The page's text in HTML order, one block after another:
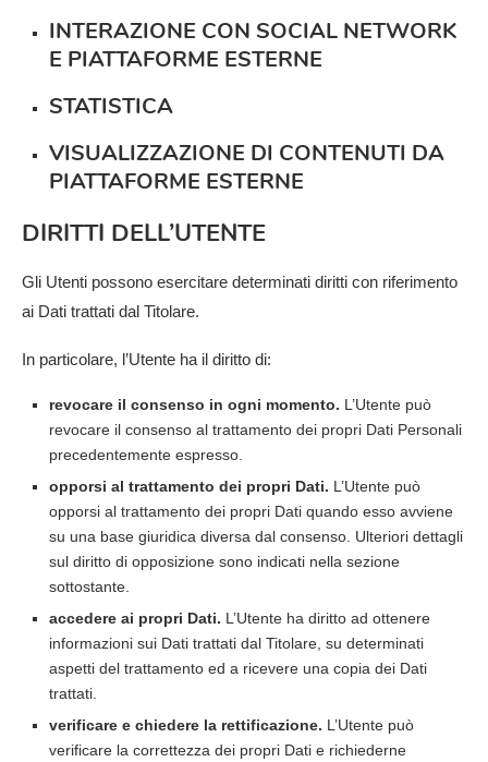
INTERAZIONE CON SOCIAL NETWORK
E PIATTAFORME ESTERNE
STATISTICA
VISUALIZZAZIONE DI CONTENUTI DA
PIATTAFORME ESTERNE
DIRITTI DELL’UTENTE
Gli Utenti possono esercitare determinati diritti con riferimento
ai Dati trattati dal Titolare.
In particolare, l’Utente ha il diritto di:
revocare il consenso in ogni momento. L’Utente può
revocare il consenso al trattamento dei propri Dati Personali
precedentemente espresso.
opporsi al trattamento dei propri Dati. L’Utente può
opporsi al trattamento dei propri Dati quando esso avviene
su una base giuridica diversa dal consenso. Ulteriori dettagli
sul diritto di opposizione sono indicati nella sezione
sottostante.
accedere ai propri Dati. L’Utente ha diritto ad ottenere
informazioni sui Dati trattati dal Titolare, su determinati
aspetti del trattamento ed a ricevere una copia dei Dati
trattati.
verificare e chiedere la rettificazione. L’Utente può
verificare la correttezza dei propri Dati e richiederne